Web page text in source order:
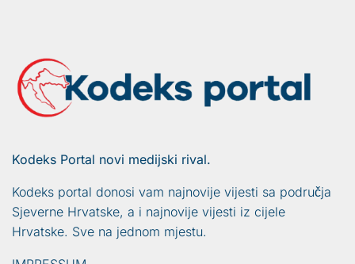
Kodeks Portal novi medijski rival.
Kodeks portal donosi vam najnovije vijesti sa područja
Sjeverne Hrvatske, a i najnovije vijesti iz cijele
Hrvatske. Sve na jednom mjestu.